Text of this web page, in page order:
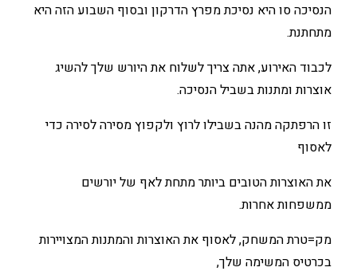
הנסיכה סו היא נסיכת מפרץ הדרקון ובסוף השבוע הזה היא
מתחתנת.
לכבוד האירוע, אתה צריך לשלוח את היורש שלך להשיג
אוצרות ומתנות בשביל הנסיכה.
זו הרפתקה מהנה בשבילו לרוץ ולקפוץ מסירה לסירה כדי
לאסוף
את האוצרות הטובים ביותר מתחת לאף של יורשים
ממשפחות אחרות.
מק=טרת המשחק, לאסוף את האוצרות והמתנות המצויירות
בכרטיס המשימה שלך,